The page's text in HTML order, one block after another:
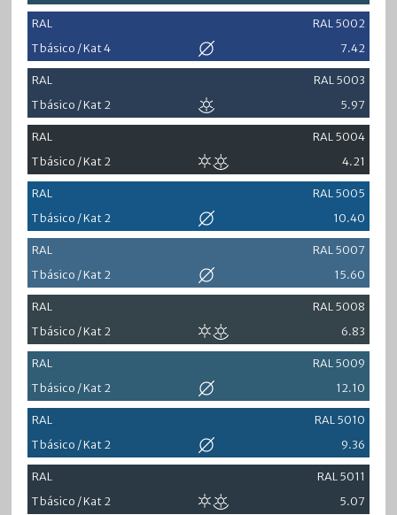
RAL
RAL 5002
T básico / Kat 4
7.42
RAL
RAL 5003
T básico / Kat 2
5.97
RAL
RAL 5004
T básico / Kat 2
4.21
RAL
RAL 5005
T básico / Kat 2
10.40
RAL
RAL 5007
T básico / Kat 2
15.60
RAL
RAL 5008
T básico / Kat 2
6.83
RAL
RAL 5009
T básico / Kat 2
12.10
RAL
RAL 5010
T básico / Kat 2
9.36
RAL
RAL 5011
T básico / Kat 2
5.07